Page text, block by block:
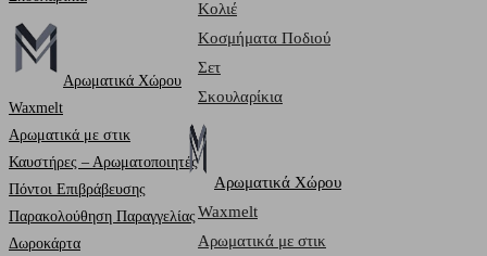
Αρωματικά Χώρου
Waxmelt
Αρωματικά με στικ
Καυστήρες – Αρωματοποιητές
Πόντοι Επιβράβευσης
Παρακολούθηση Παραγγελίας
Δωροκάρτα
Κολιέ
Κοσμήματα Ποδιού
Σετ
Σκουλαρίκια
Αρωματικά Χώρου
Waxmelt
Αρωματικά με στικ